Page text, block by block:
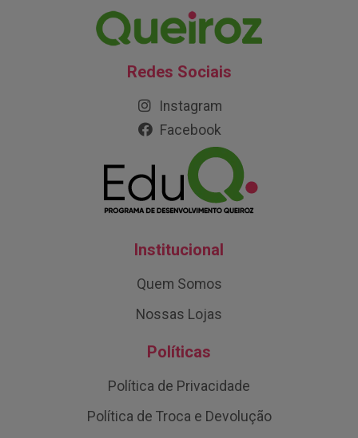
Redes Sociais
Instagram
Facebook
Institucional
Quem Somos
Nossas Lojas
Políticas
Política de Privacidade
Política de Troca e Devolução